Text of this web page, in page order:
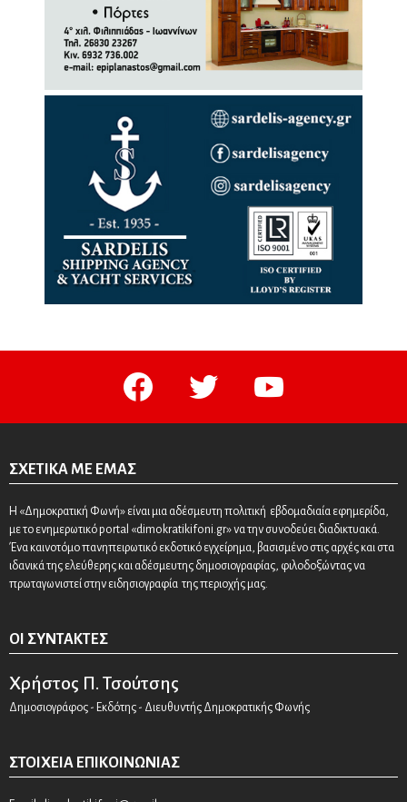
facebook twitter youtube
ΣΧΕΤΙΚΆ ΜΕ ΕΜΆΣ
Η «Δημοκρατική Φωνή» είναι μια αδέσμευτη πολιτική εβδομαδιαία εφημερίδα,
με το ενημερωτικό portal «dimokratikifoni.gr» να την συνοδεύει διαδικτυακά.
Ένα καινοτόμο πανηπειρωτικό εκδοτικό εγχείρημα, βασισμένο στις αρχές και στα
ιδανικά της ελεύθερης και αδέσμευτης δημοσιογραφίας, φιλοδοξώντας να
πρωταγωνιστεί στην ειδησιογραφία της περιοχής μας.
ΟΙ ΣΥΝΤΆΚΤΕΣ
Χρήστος Π. Τσούτσης
Δημοσιογράφος - Εκδότης - Διευθυντής Δημοκρατικής Φωνής
ΣΤΟΙΧΕΊΑ ΕΠΙΚΟΙΝΩΝΊΑΣ